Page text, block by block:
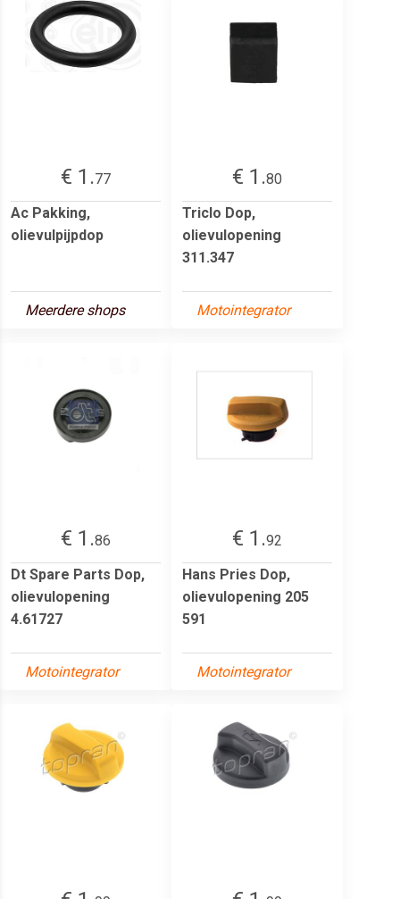
€ 1.77
Ac Pakking,
olievulpijpdop
Meerdere shops
€ 1.80
Triclo Dop,
olievulopening
311.347
Motointegrator
€ 1.86
Dt Spare Parts Dop,
olievulopening
4.61727
Motointegrator
€ 1.92
Hans Pries Dop,
olievulopening 205
591
Motointegrator